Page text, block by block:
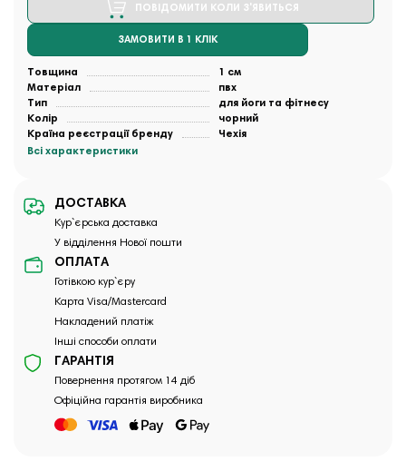
ПОВІДОМИТИ КОЛИ З'ЯВИТЬСЯ
ЗАМОВИТИ В 1 КЛІК
Товщина
1 см
Матеріал
пвх
Тип
для йоги та фітнесу
Колір
чорний
Країна реєстрації бренду
Чехія
Всі характеристики
ДОСТАВКА
Кур`єрська доставка
У відділення Нової пошти
ОПЛАТА
Готівкою кур`єру
Карта Visa/Mastercard
Накладений платіж
Інші способи оплати
ГАРАНТІЯ
Повернення протягом 14 діб
Офіційна гарантія виробника